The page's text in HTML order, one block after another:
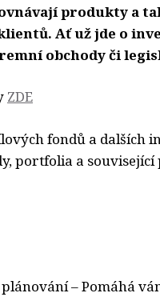
produkty a
Ať už jde o
obchody či
ZDE
fondů a dalších
portfolia a
– Pomáhá